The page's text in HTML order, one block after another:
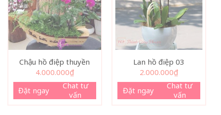
Chậu hồ điệp thuyền
4.000.000₫
Đặt ngay
Chat tư
vấn
Lan hồ điệp 03
2.000.000₫
Đặt ngay
Chat tư
vấn